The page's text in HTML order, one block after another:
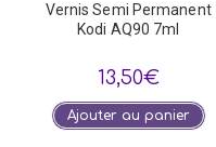
Vernis Semi Permanent
Kodi AQ90 7ml
13,50€
Ajouter au panier